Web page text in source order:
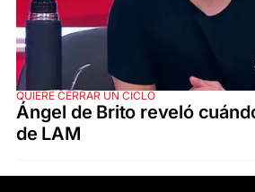
QUIERE CERRAR UN CICLO
Ángel de Brito reveló
de LAM